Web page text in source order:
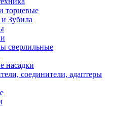
торцевые
Зубила
сверлильные
насадки
соединители, адаптеры